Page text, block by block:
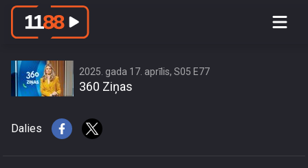
Mēmeles krastos pie Bauskas pils
2025. gada 17. aprīlis, S05 E77
360 Ziņas
Dalies